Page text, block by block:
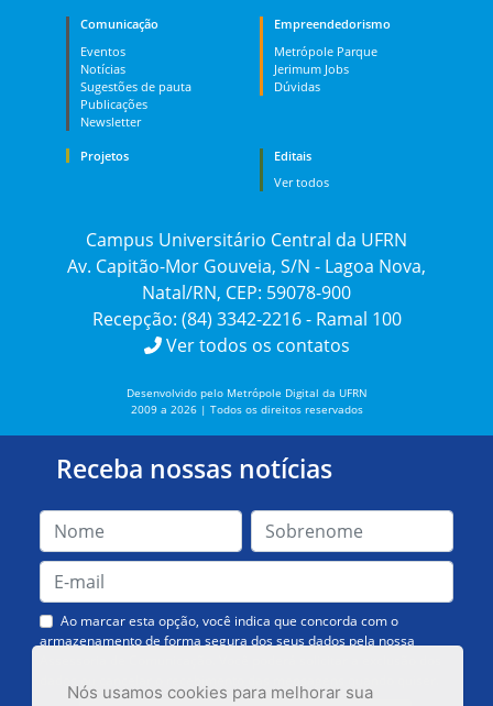
Nós usamos cookies para melhorar sua
Comunicação
Eventos
Notícias
Sugestões de pauta
Publicações
Newsletter
Empreendedorismo
Metrópole Parque
Jerimum Jobs
Dúvidas
Projetos
Editais
Ver todos
Campus Universitário Central da UFRN
Av. Capitão-Mor Gouveia, S/N - Lagoa Nova,
Natal/RN, CEP: 59078-900
Recepção: (84) 3342-2216 - Ramal 100
Ver todos os contatos
Desenvolvido pelo Metrópole Digital da UFRN
2009 a 2026 | Todos os direitos reservados
Receba nossas notícias
Ao marcar esta opção, você indica que concorda com o
armazenamento de forma segura dos seus dados pela nossa